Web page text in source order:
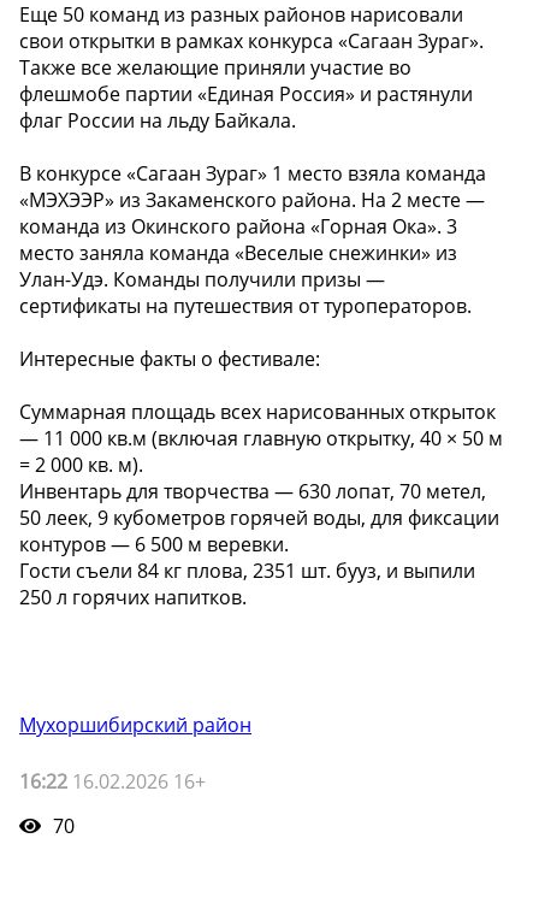
Еще 50 команд из разных районов нарисовали
свои открытки в рамках конкурса «Сагаан Зураг».
Также все желающие приняли участие во
флешмобе партии «Единая Россия» и растянули
флаг России на льду Байкала.
В конкурсе «Сагаан Зураг» 1 место взяла команда
«МЭХЭЭР» из Закаменского района. На 2 месте —
команда из Окинского района «Горная Ока». 3
место заняла команда «Веселые снежинки» из
Улан-Удэ. Команды получили призы —
сертификаты на путешествия от туроператоров.
Интересные факты о фестивале:
Суммарная площадь всех нарисованных открыток
— 11 000 кв.м (включая главную открытку, 40 × 50 м
= 2 000 кв. м).
Инвентарь для творчества — 630 лопат, 70 метел,
50 леек, 9 кубометров горячей воды, для фиксации
контуров — 6 500 м веревки.
Гости съели 84 кг плова, 2351 шт. бууз, и выпили
250 л горячих напитков.
Мухоршибирский район
16:22 16.02.2026 16+
70